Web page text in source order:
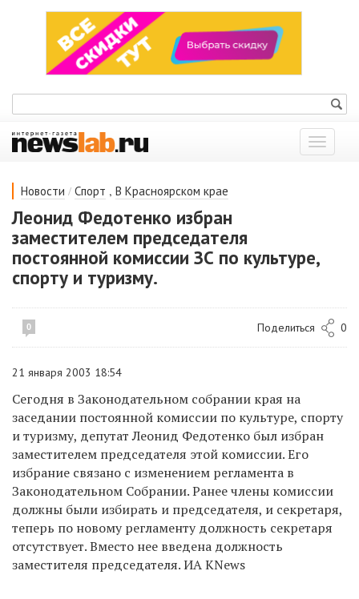
Показать
меню
Новости / Спорт , В Красноярском крае
Леонид Федотенко избран
заместителем председателя
постоянной комиссии ЗС по культуре,
спорту и туризму.
0 Поделиться 0
21 января 2003 18:54
Сегодня в Законодательном собрании края на
заседании постоянной комиссии по культуре, спорту
и туризму, депутат Леонид Федотенко был избран
заместителем председателя этой комиссии. Его
избрание связано с изменением регламента в
Законодательном Собрании. Ранее члены комиссии
должны были избирать и председателя, и секретаря,
теперь по новому регламенту должность секретаря
отсутствует. Вместо нее введена должность
заместителя председателя. ИА KNews